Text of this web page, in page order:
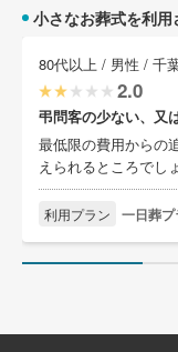
小さなお葬式を利
80代以上 / 男性 / 千
2.0
弔問客の少ない、又
最低限の費用からの
えられるところでし
利用プラン 一日葬